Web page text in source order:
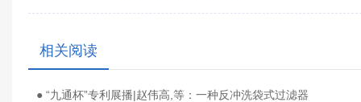
相关阅读
● “九通杯”专利展播|赵伟高,等：一种反冲洗袋式过滤器